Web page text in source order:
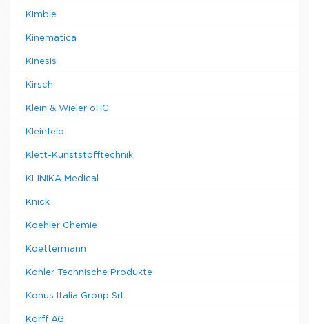
Kimble
Kinematica
Kinesis
Kirsch
Klein & Wieler oHG
Kleinfeld
Klett-Kunststofftechnik
KLINIKA Medical
Knick
Koehler Chemie
Koettermann
Kohler Technische Produkte
Konus Italia Group Srl
Korff AG